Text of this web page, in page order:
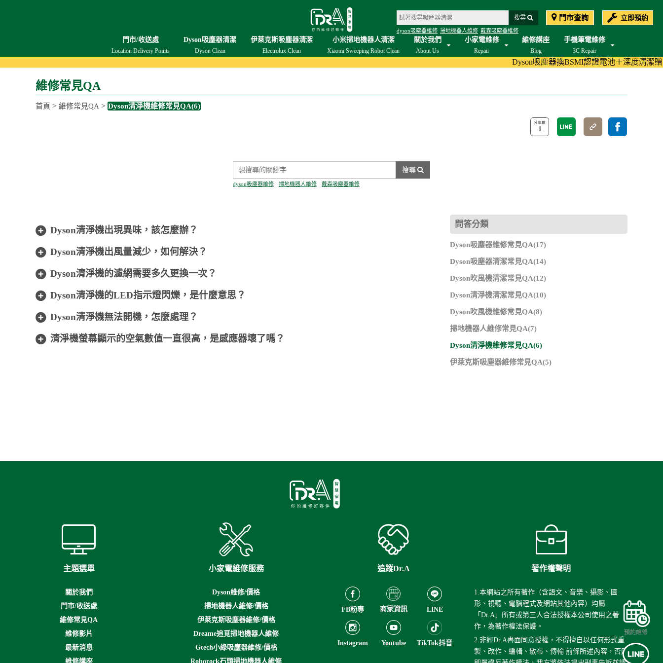
門市查詢 立即預約
搜尋
dyson吸塵器維修 掃地機器人維修 戴森吸塵器維修
門市/收送處
Location Delivery Points
Dyson吸塵器清潔
Dyson Clean
伊萊克斯吸塵器清潔
Electrolux Clean
小米掃地機器人清潔
Xiaomi Sweeping Robot Clean
關於我們
About Us
小家電維修
Repair
維修講座
Blog
手機筆電維修
3C Repair
Dyson吸塵器換BSMI認證電池＋深度清潔贈
維修常見QA
首頁 > 維修常見QA > Dyson清淨機維修常見QA(6)
1
搜尋
dyson吸塵器維修 掃地機器人維修 戴森吸塵器維修
Dyson清淨機出現異味，該怎麼辦？
Dyson清淨機出風量減少，如何解決？
Dyson清淨機的濾網需要多久更換一次？
Dyson清淨機的LED指示燈閃爍，是什麼意思？
Dyson清淨機無法開機，怎麼處理？
清淨機螢幕顯示的空氣數值一直很高，是感應器壞了嗎？
問答分類
Dyson吸塵器維修常見QA(17)
Dyson吸塵器清潔常見QA(14)
Dyson吹風機清潔常見QA(12)
Dyson清淨機清潔常見QA(10)
Dyson吹風機維修常見QA(8)
掃地機器人維修常見QA(7)
Dyson清淨機維修常見QA(6)
伊萊克斯吸塵器維修常見QA(5)
主題選單
關於我們
門市/收送處
維修常見QA
維修影片
最新消息
維修講座
小家電維修服務
Dyson維修/價格
掃地機器人維修/價格
伊萊克斯吸塵器維修/價格
Dreame追覓掃地機器人維修
Gtech小綠吸塵器維修/價格
Roborock石頭掃地機器人維修
追蹤Dr.A
FB粉專 商家資訊 LINE
Instagram Youtube TikTok抖音
著作權聲明
1.本網站之所有著作（含語文、音樂、攝影、圖
形、視聽、電腦程式及網站其他內容）均屬
「Dr.A」所有或第三人合法授權本公司使用之著
作，為著作權法保護。
2.非經Dr.A書面同意授權，不得擅自以任何形式重
製、改作、編輯、散布、傳輸 前條所述內容，否則
預約維修